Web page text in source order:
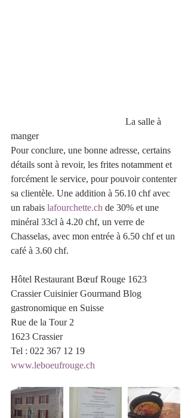
manger
Pour conclure, une bonne adresse, certains
détails sont à revoir, les frites notamment et
forcément le service, pour pouvoir contenter
sa clientèle. Une addition à 56.10 chf avec
un rabais lafourchette.ch de 30% et une
minéral 33cl à 4.20 chf, un verre de
Chasselas, avec mon entrée à 6.50 chf et un
café à 3.60 chf.
Hôtel Restaurant Bœuf Rouge 1623
Crassier Cuisinier Gourmand Blog
gastronomique en Suisse
Rue de la Tour 2
1623 Crassier
Tel : 022 367 12 19
www.leboeufrouge.ch